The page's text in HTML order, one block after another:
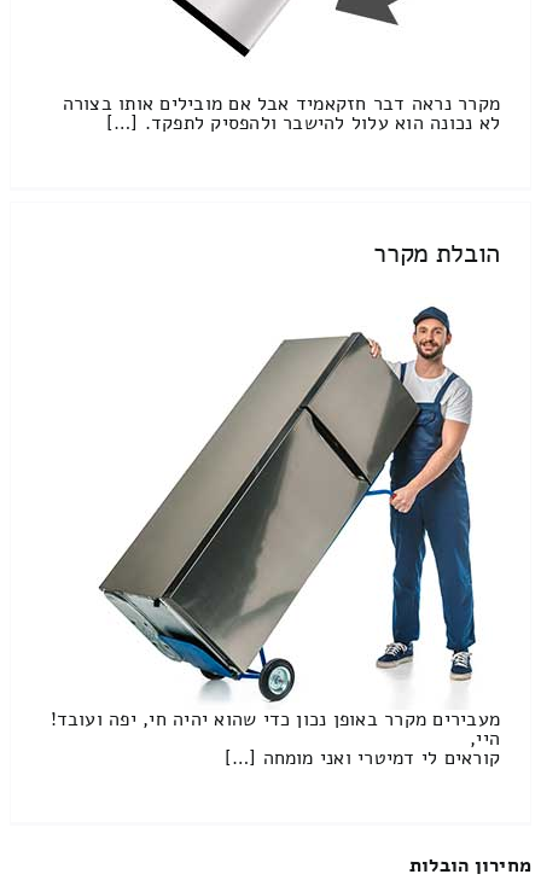
מקרר נראה דבר חזקאמיד אבל אם מובילים אותו בצורה
לא נכונה הוא עלול להישבר ולהפסיק לתפקד. […]
הובלת מקרר
מעבירים מקרר באופן נכון כדי שהוא יהיה חי, יפה ועובד!
היי,
קוראים לי דמיטרי ואני מומחה […]
מחירון הובלות